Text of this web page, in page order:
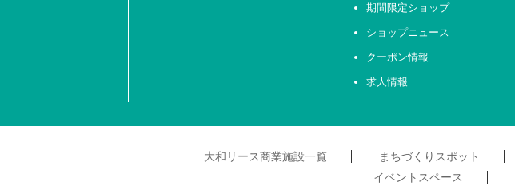
期間限定ショップ
ショップニュース
クーポン情報
求人情報
大和リース商業施設一覧 まちづくりスポット
イベントスペース